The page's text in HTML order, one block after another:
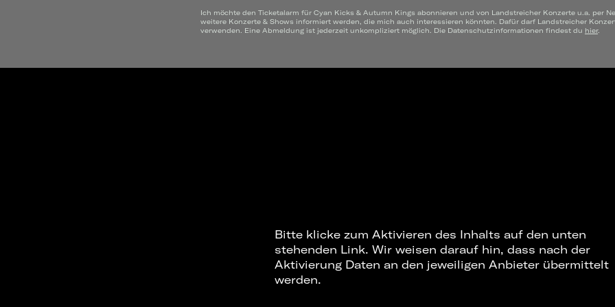
Ich möchte den Ticketalarm für Cyan Kicks & Autumn Kings abonnieren und von Landstreicher Konzerte u.a. per
weitere Konzerte & Shows informiert werden, die mich auch interessieren könnten. Dafür darf Landstreicher
verwenden. Eine Abmeldung ist jederzeit unkompliziert möglich. Die Datenschutzinformationen findest du hier.
Bitte klicke zum Aktivieren des Inhalts auf den unten
stehenden Link. Wir weisen darauf hin, dass nach der
Aktivierung Daten an den jeweiligen Anbieter übermittelt
werden.